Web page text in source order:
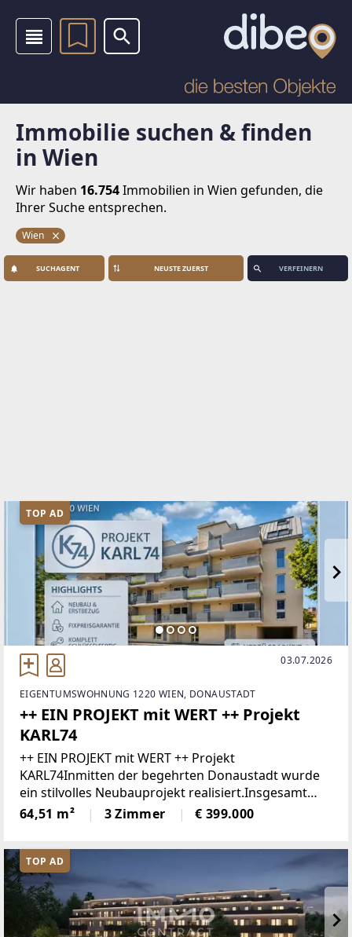
Immobilie suchen & finden
in Wien
Wir haben 16.754Immobilien in Wien gefunden, die
Ihrer Suche entsprechen.
Wien
SUCHAGENT VERFEINERN
TOP AD
03.07.2026
EIGENTUMSWOHNUNG 1220 WIEN, DONAUSTADT
++ EIN PROJEKT mit WERT ++ Projekt
KARL74
++ EIN PROJEKT mit WERT ++ Projekt
KARL74Inmitten der begehrten Donaustadt wurde
ein stilvolles Neubauprojekt realisiert.Insgesamt
wurden 33 freifinanzierte Eigentumswohnungen
sowie eine Gewerbefläche errichtet – ergänzt
64,51 m² 3 Zimmer € 399.000
TOP AD